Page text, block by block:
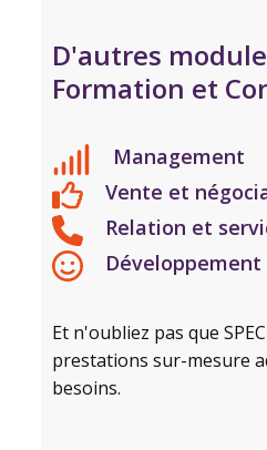
D'autres
Formation et
Management
Vente et
Relation et
Et n'oubliez pas que
prestations sur-mesure
besoins.